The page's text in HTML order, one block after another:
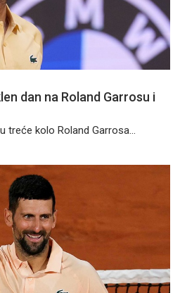
dan na Roland Garrosu i
treće kolo Roland Garrosa...